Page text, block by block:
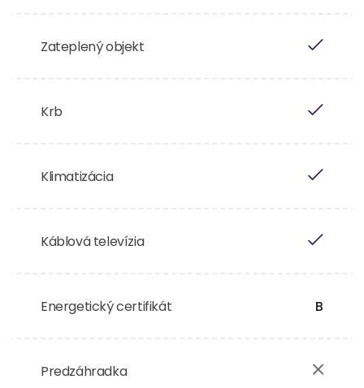
Zateplený objekt
Krb
Klimatizácia
Káblová televízia
Energetický certifikát B
Predzáhradka